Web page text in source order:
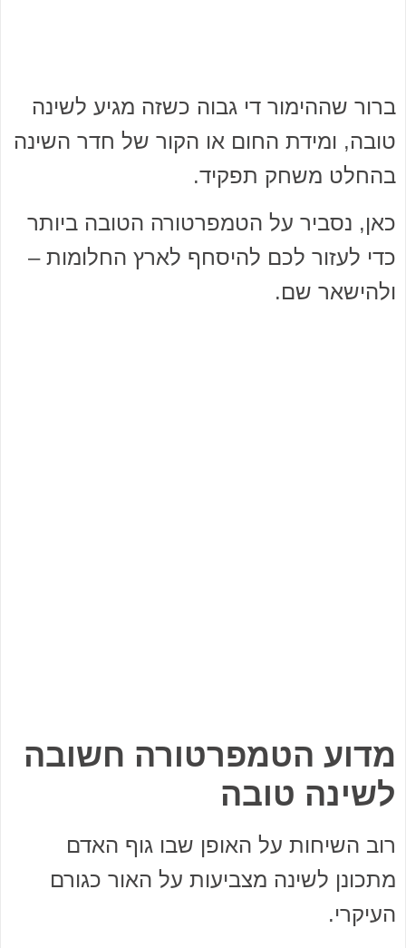
ברור שההימור די גבוה כשזה מגיע לשינה
טובה, ומידת החום או הקור של חדר השינה
בהחלט משחק תפקיד.
כאן, נסביר על הטמפרטורה הטובה ביותר
כדי לעזור לכם להיסחף לארץ החלומות –
ולהישאר שם.
מדוע הטמפרטורה חשובה
לשינה טובה
רוב השיחות על האופן שבו גוף האדם
מתכונן לשינה מצביעות על האור כגורם
העיקרי.